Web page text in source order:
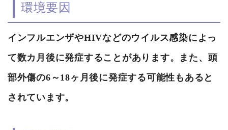
環境要因
インフルエンザやHIVなどのウイルス感染によっ
て数カ月後に発症することがあります。また、頭
部外傷の6～18ヶ月後に発症する可能性もあると
されています。